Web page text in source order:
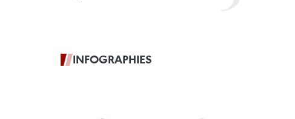
INFOGRAPHIES